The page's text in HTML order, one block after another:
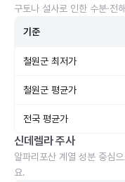
구토나 설사로 인한 수분·전
기준
철원군 최저가
철원군 평균가
전국 평균가
신데렐라 주사
알파리포산 계열 성분 중심
요.